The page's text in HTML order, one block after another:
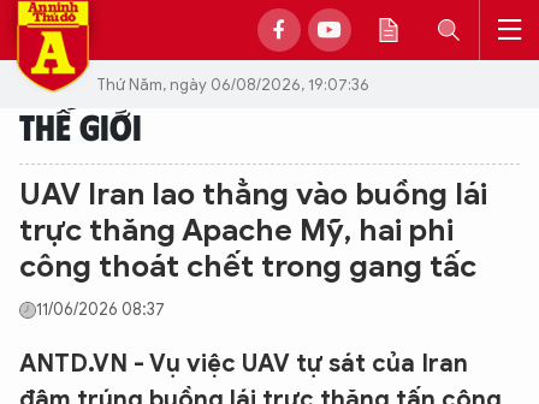
Thứ Năm, ngày 06/08/2026, 19:07:36
THẾ GIỚI
UAV Iran lao thẳng vào buồng lái
trực thăng Apache Mỹ, hai phi
công thoát chết trong gang tấc
11/06/2026 08:37
ANTD.VN - Vụ việc UAV tự sát của Iran